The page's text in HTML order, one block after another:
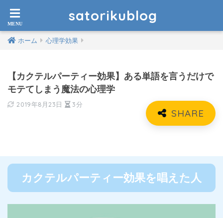
satorikublog
ホーム 心理学効果
【カクテルパーティー効果】ある単語を言うだけで
モテてしまう魔法の心理学
2019年8月23日 3分
カクテルパーティー効果を唱えた人